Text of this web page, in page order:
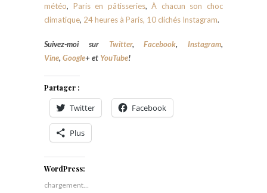
météo, Paris en pâtisseries,À chacun son choc
climatique, 24 heures à Paris, 10 clichés Instagram.
Suivez-moi sur Twitter,Facebook, Instagram,
Vine, Google+ et YouTube!
Partager :
Twitter Facebook
Plus
WordPress:
chargement…